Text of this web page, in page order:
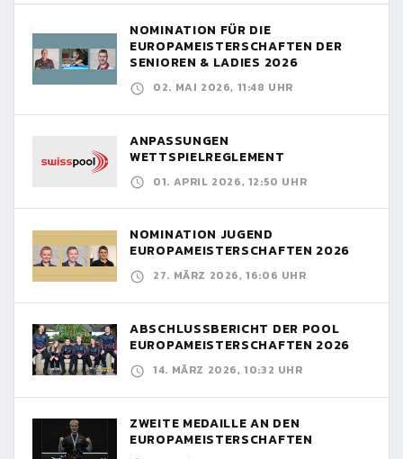
NOMINATION FÜR DIE
EUROPAMEISTERSCHAFTEN DER
SENIOREN & LADIES 2026
02. MAI 2026, 11:48 UHR
ANPASSUNGEN
WETTSPIELREGLEMENT
01. APRIL 2026, 12:50 UHR
NOMINATION JUGEND
EUROPAMEISTERSCHAFTEN 2026
27. MÄRZ 2026, 16:06 UHR
ABSCHLUSSBERICHT DER POOL
EUROPAMEISTERSCHAFTEN 2026
14. MÄRZ 2026, 10:32 UHR
ZWEITE MEDAILLE AN DEN
EUROPAMEISTERSCHAFTEN